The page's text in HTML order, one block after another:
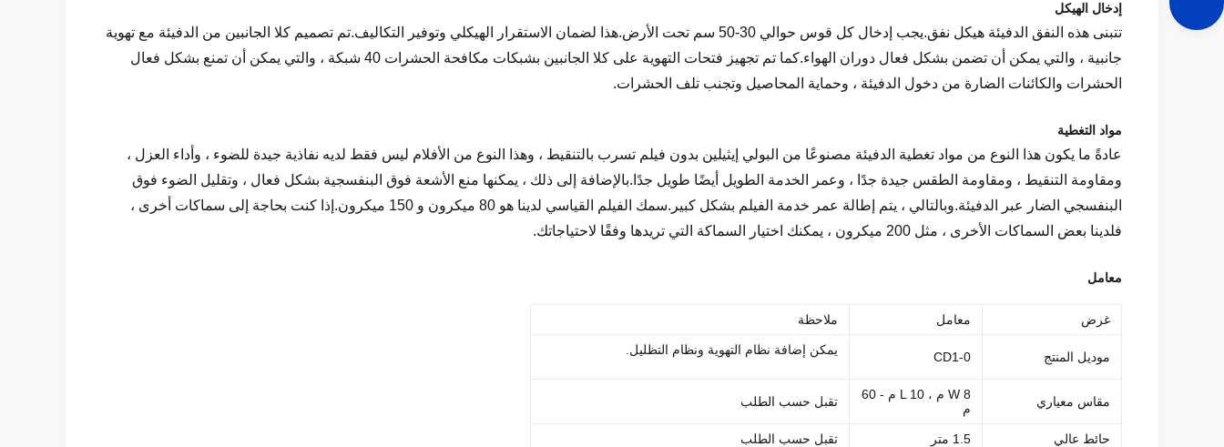
إدخال الهيكل
تتبنى هذه النفق الدفيئة هيكل نفق.يجب إدخال كل قوس حوالي 30-50 سم تحت الأرض.هذا لضمان الاستقرار الهيكلي وتوفير التكاليف.تم تصميم كلا الجانبين من الدفيئة مع تهوية
جانبية ، والتي يمكن أن تضمن بشكل فعال دوران الهواء.كما تم تجهيز فتحات التهوية على كلا الجانبين بشبكات مكافحة الحشرات 40 شبكة ، والتي يمكن أن تمنع بشكل فعال
الحشرات والكائنات الضارة من دخول الدفيئة ، وحماية المحاصيل وتجنب تلف الحشرات.
مواد التغطية
عادةً ما يكون هذا النوع من مواد تغطية الدفيئة مصنوعًا من البولي إيثيلين بدون فيلم تسرب بالتنقيط ، وهذا النوع من الأفلام ليس فقط لديه نفاذية جيدة للضوء ، وأداء العزل ،
ومقاومة التنقيط ، ومقاومة الطقس جيدة جدًا ، وعمر الخدمة الطويل أيضًا طويل جدًا.بالإضافة إلى ذلك ، يمكنها منع الأشعة فوق البنفسجية بشكل فعال ، وتقليل الضوء فوق
البنفسجي الضار عبر الدفيئة.وبالتالي ، يتم إطالة عمر خدمة الفيلم بشكل كبير.سمك الفيلم القياسي لدينا هو 80 ميكرون و 150 ميكرون.إذا كنت بحاجة إلى سماكات أخرى ،
فلدينا بعض السماكات الأخرى ، مثل 200 ميكرون ، يمكنك اختيار السماكة التي تريدها وفقًا لاحتياجاتك.
معامل
غرض معامل ملاحظة
موديل المنتج CD1-0 يمكن إضافة نظام التهوية ونظام التظليل.
مقاس معياري
W 8 م ، L 10 م - 60
م
تقبل حسب الطلب
حائط عالي 1.5 متر تقبل حسب الطلب